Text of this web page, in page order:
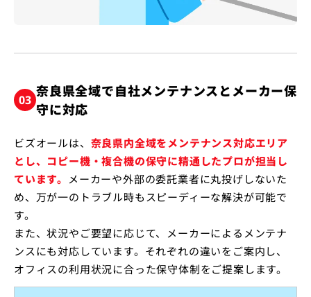
03
奈良県全域で自社メンテナンスとメーカー保
守に対応
ビズオールは、 奈良県内全域をメンテナンス対応エリア
とし、コピー機・複合機の保守に精通したプロが担当し
ています。 メーカーや外部の委託業者に丸投げしないた
め、万が一のトラブル時もスピーディーな解決が可能で
す。
また、状況やご要望に応じて、メーカーによるメンテナ
ンスにも対応しています。それぞれの違いをご案内し、
オフィスの利用状況に合った保守体制をご提案します。